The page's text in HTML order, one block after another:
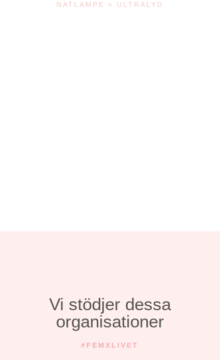
NATLAMPE × ULTRALYD
Vi stödjer dessa
organisationer
#FEMXLIVET